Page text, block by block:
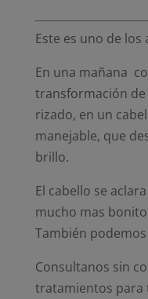
Este es uno de los
En una mañana
transformación
rizado, en un
manejable, que
brillo.
El cabello se
mucho mas
También
Consultanos sin
tratamientos para